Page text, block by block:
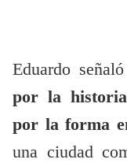
Eduardo
por la
por la forma
una ciudad